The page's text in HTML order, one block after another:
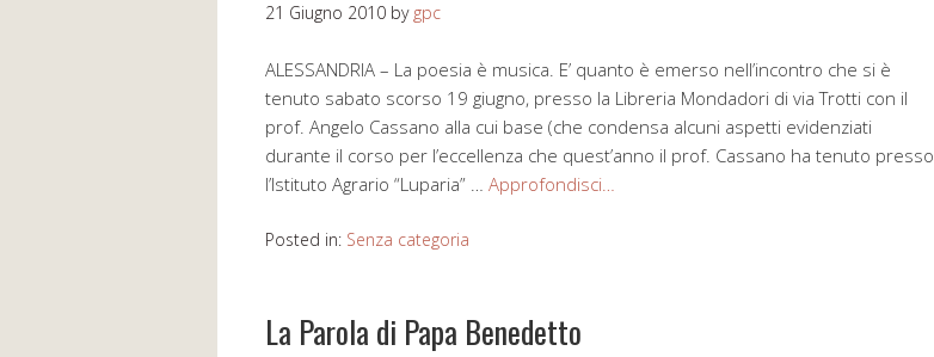
21 Giugno 2010 by gpc
ALESSANDRIA – La poesia è musica. E’ quanto è emerso nell’incontro che si è
tenuto sabato scorso 19 giugno, presso la Libreria Mondadori di via Trotti con il
prof. Angelo Cassano alla cui base (che condensa alcuni aspetti evidenziati
durante il corso per l’eccellenza che quest’anno il prof. Cassano ha tenuto presso
l’Istituto Agrario “Luparia” … Approfondisci…
Posted in: Senza categoria
La Parola di Papa Benedetto